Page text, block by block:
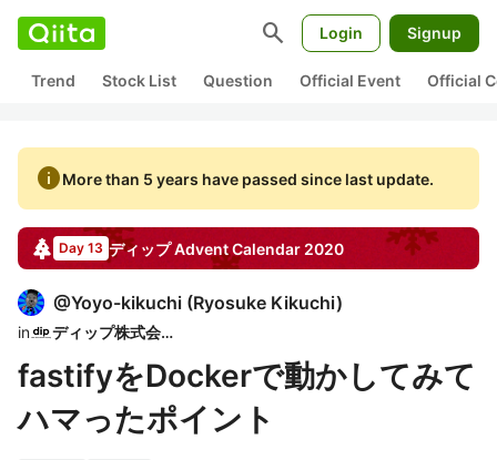
search Login Signup
Trend Stock List Question Official Event Official
infoMore than 5 years have passed since last update.
Day 13 ディップAdvent Calendar 2020
@Yoyo-kikuchi (Ryosuke Kikuchi)
in ディップ株式会社
fastifyをDockerで動かしてみて
ハマったポイント